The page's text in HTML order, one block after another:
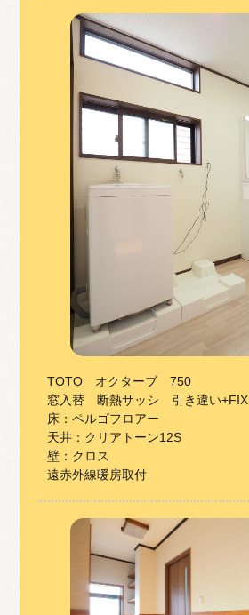
TOTO オクターブ 750
窓入替 断熱サッシ 引き違い+FIX
床：ペルゴフロアー
天井：クリアトーン12S
壁：クロス
遠赤外線暖房取付